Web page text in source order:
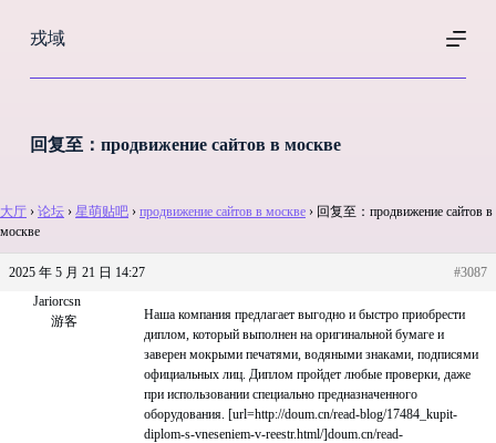
过
戎域
回复至：продвижение сайтов в москве
大厅 › 论坛 › 星萌贴吧 › продвижение сайтов в москве › 回复至：продвижение сайтов в
москве
2025 年 5 月 21 日 14:27
#3087
Jariorcsn
游客
Наша компания предлагает выгодно и быстро приобрести
диплом, который выполнен на оригинальной бумаге и
заверен мокрыми печатями, водяными знаками, подписями
официальных лиц. Диплом пройдет любые проверки, даже
при использовании специально предназначенного
оборудования. [url=http://doum.cn/read-blog/17484_kupit-
diplom-s-vneseniem-v-reestr.html/]doum.cn/read-